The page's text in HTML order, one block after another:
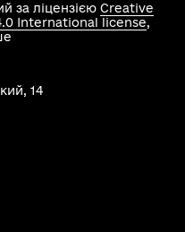
за ліцензією Creative
International license,
14